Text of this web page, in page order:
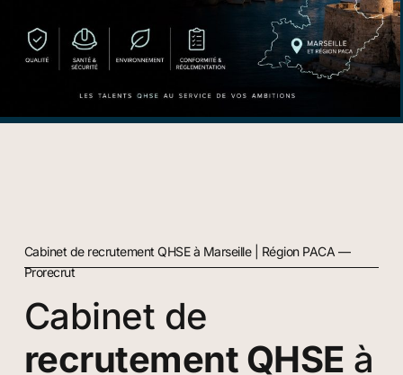
Cabinet de recrutement QHSE à Marseille | Région PACA —
Prorecrut
Cabinet de
recrutement QHSE à